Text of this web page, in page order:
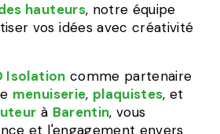
hauteurs, notre équipe
vos idées avec créativité
Isolation comme partenaire
menuiserie, plaquistes, et
à Barentin, vous
et l'engagement envers